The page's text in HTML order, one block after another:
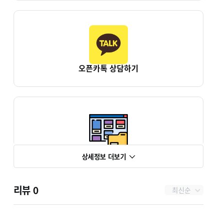
오픈카톡 상담하기
두각 포트폴리오
상세정보 더보기
리뷰0 최신순